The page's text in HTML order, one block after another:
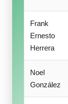
Frank
Ernesto
Herrera
Noel
González